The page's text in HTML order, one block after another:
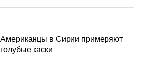
Американцы в Сирии примеряют
голубые каски